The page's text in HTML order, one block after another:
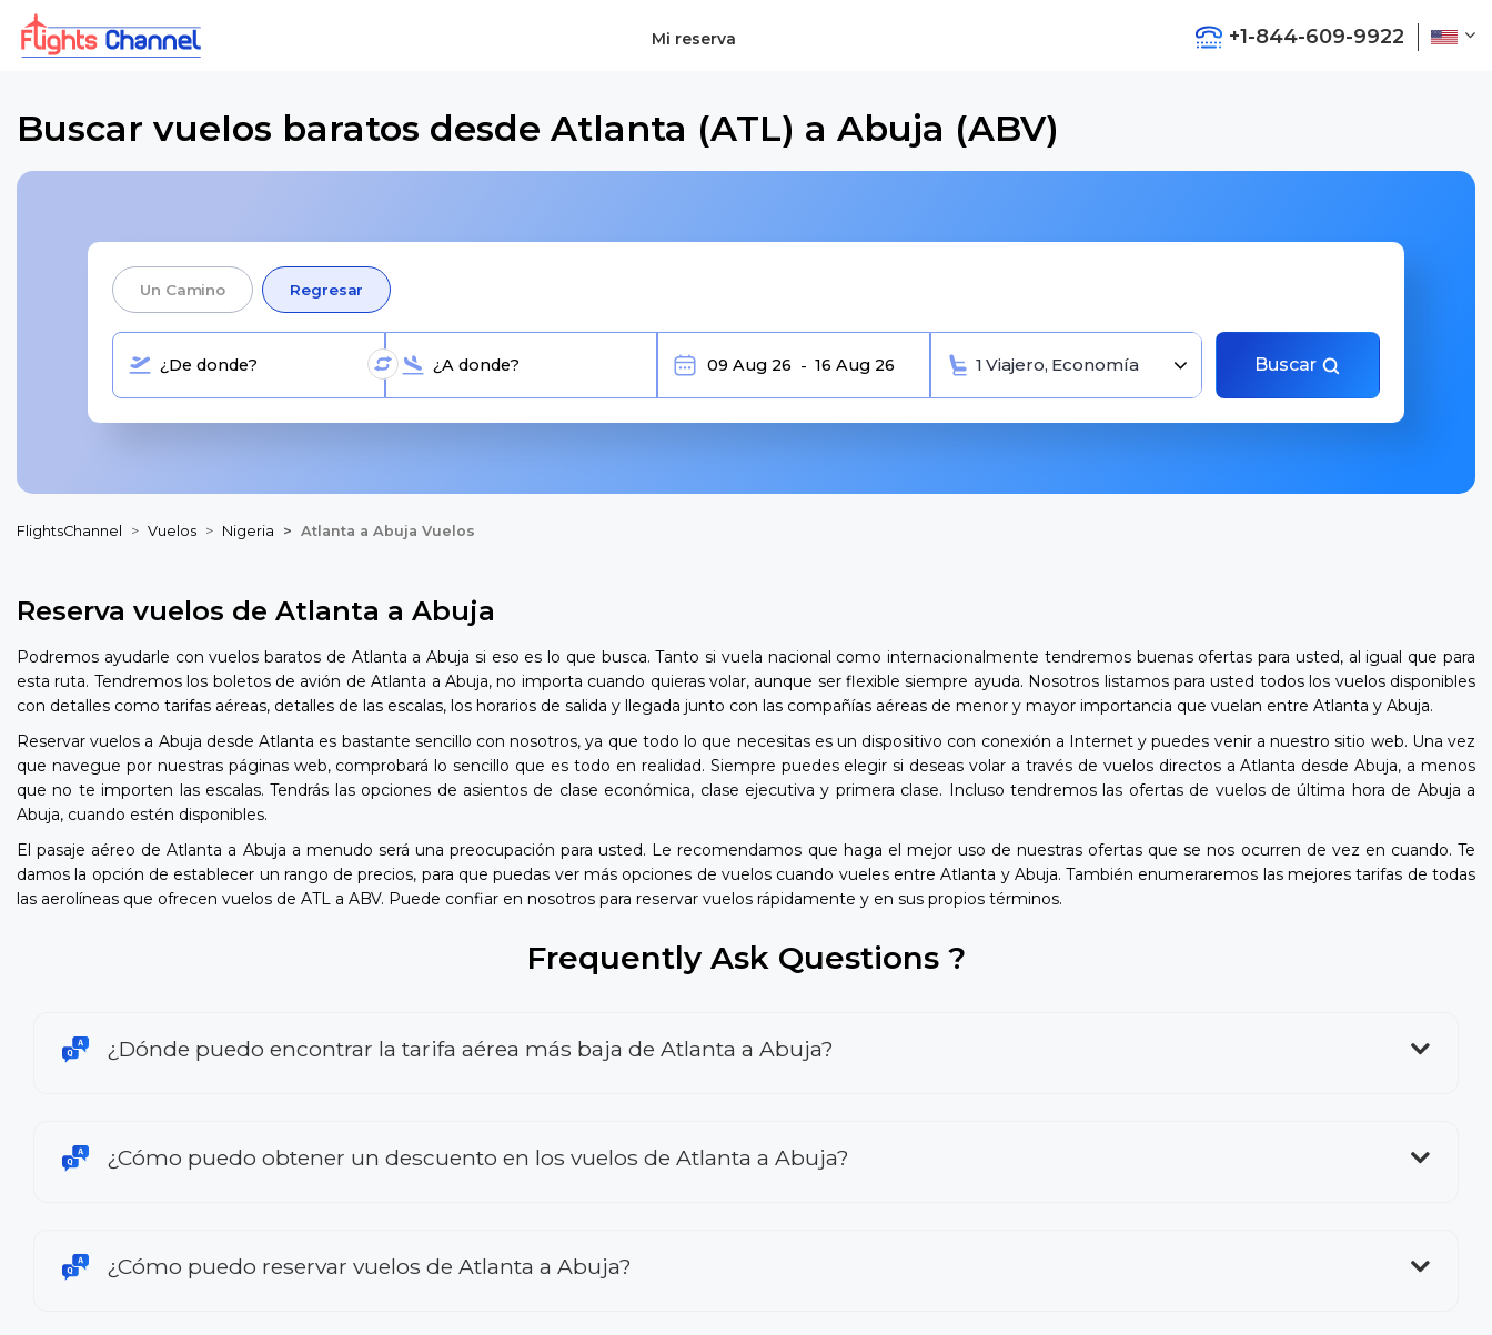
Mi reserva +1-844-609-9922
Buscar vuelos baratos desde Atlanta (ATL) a Abuja (ABV)
Un Camino Regresar
1 Viajero, Economía Buscar
FlightsChannel Vuelos Nigeria Atlanta a Abuja Vuelos
Reserva vuelos de Atlanta a Abuja
Podremos ayudarle con vuelos baratos de Atlanta a Abuja si eso es lo que busca. Tanto si vuela nacional como internacionalmente tendremos buenas ofertas para usted, al igual que para
esta ruta. Tendremos los boletos de avión de Atlanta a Abuja, no importa cuando quieras volar, aunque ser flexible siempre ayuda. Nosotros listamos para usted todos los vuelos disponibles
con detalles como tarifas aéreas, detalles de las escalas, los horarios de salida y llegada junto con las compañías aéreas de menor y mayor importancia que vuelan entre Atlanta y Abuja.
Reservar vuelos a Abuja desde Atlanta es bastante sencillo con nosotros, ya que todo lo que necesitas es un dispositivo con conexión a Internet y puedes venir a nuestro sitio web. Una vez
que navegue por nuestras páginas web, comprobará lo sencillo que es todo en realidad. Siempre puedes elegir si deseas volar a través de vuelos directos a Atlanta desde Abuja, a menos
que no te importen las escalas. Tendrás las opciones de asientos de clase económica, clase ejecutiva y primera clase. Incluso tendremos las ofertas de vuelos de última hora de Abuja a
Abuja, cuando estén disponibles.
El pasaje aéreo de Atlanta a Abuja a menudo será una preocupación para usted. Le recomendamos que haga el mejor uso de nuestras ofertas que se nos ocurren de vez en cuando. Te
damos la opción de establecer un rango de precios, para que puedas ver más opciones de vuelos cuando vueles entre Atlanta y Abuja. También enumeraremos las mejores tarifas de todas
las aerolíneas que ofrecen vuelos de ATL a ABV. Puede confiar en nosotros para reservar vuelos rápidamente y en sus propios términos.
Frequently Ask Questions ?
¿Dónde puedo encontrar la tarifa aérea más baja de Atlanta a Abuja?
¿Cómo puedo obtener un descuento en los vuelos de Atlanta a Abuja?
¿Cómo puedo reservar vuelos de Atlanta a Abuja?